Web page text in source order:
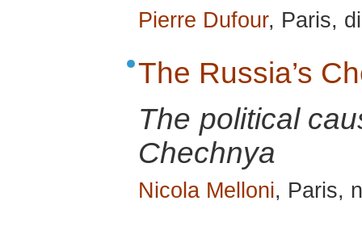
Pierre Dufour, Paris,
The Russia’s
The political
Chechnya
Nicola Melloni, Paris,